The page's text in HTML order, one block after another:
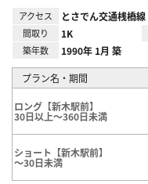
アクセス とさでん交通桟橋線
間取り 1K
築年数 1990年 1月 築
プラン名・期間
ロング【新木駅前】
30日以上～360日未満
ショート【新木駅前】
～30日未満